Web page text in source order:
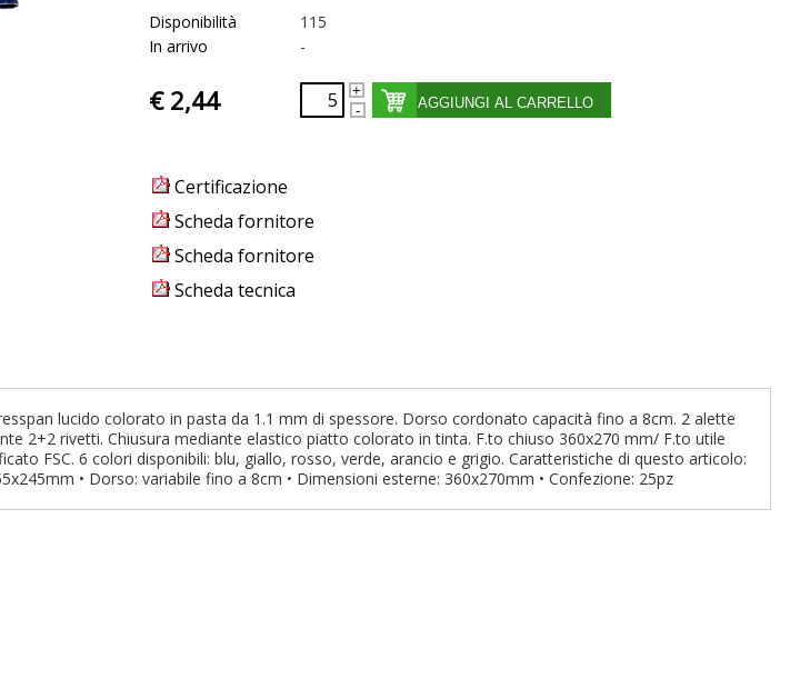
Disponibilità
115
In arrivo
-
€ 2,44 AGGIUNGI AL CARRELLO
Certificazione
Scheda fornitore
Scheda fornitore
Scheda tecnica
lucido colorato in pasta da 1.1 mm di spessore. Dorso cordonato capacità fino a 8cm. 2 alette
2+2 rivetti. Chiusura mediante elastico piatto colorato in tinta. F.to chiuso 360x270 mm/ F.to utile
FSC. 6 colori disponibili: blu, giallo, rosso, verde, arancio e grigio. Caratteristiche di questo articolo:
• Dorso: variabile fino a 8cm • Dimensioni esterne: 360x270mm • Confezione: 25pz